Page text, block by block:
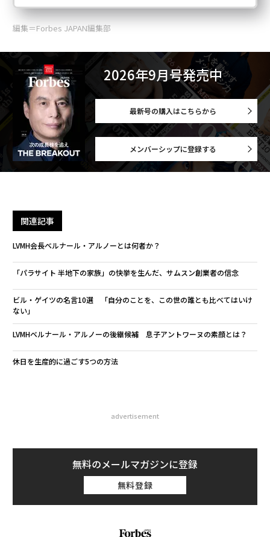
編集＝Forbes JAPAN編集部
2026年9月号発売中
最新号の購入はこちらから
メンバーシップに登録する
関連記事
LVMH会長ベルナール・アルノーとは何者か？
「パラサイト 半地下の家族」の快挙を生んだ、サムスン創業者の信念
ビル・ゲイツの名言10選 「自分のことを、この世の誰とも比べてはいけ
ない」
LVMHベルナール・アルノーの後継候補 息子アントワーヌの素顔とは？
休日を生産的に過ごす5つの方法
advertisement
無料のメールマガジンに登録
無料登録